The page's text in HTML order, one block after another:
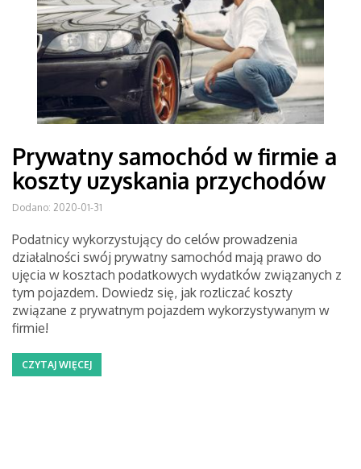
Prywatny samochód w firmie a
koszty uzyskania przychodów
Dodano: 2020-01-31
Podatnicy wykorzystujący do celów prowadzenia
działalności swój prywatny samochód mają prawo do
ujęcia w kosztach podatkowych wydatków związanych z
tym pojazdem. Dowiedz się, jak rozliczać koszty
związane z prywatnym pojazdem wykorzystywanym w
firmie!
CZYTAJ WIĘCEJ